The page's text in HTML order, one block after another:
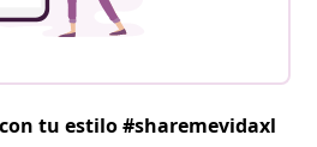
tu estilo #sharemevidaxl